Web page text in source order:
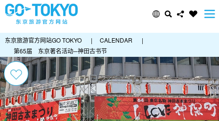
东京旅游官方网站GO TOKYO | CALENDAR
|
第65届 东京著名活动─神田古书节